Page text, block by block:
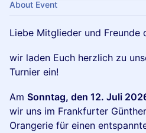
About Event
Liebe Mitglieder und Freunde
wir laden Euch herzlich zu
Turnier ein!
Am Sonntag, den 12. Juli
wir uns im Frankfurter
Orangerie für einen